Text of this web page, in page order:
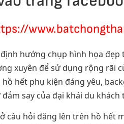
hướng chụp hình họa
xuyên để sử dụng rộng rãi
hết phụ kiện đáng yêu,
say của đại khái du khách
câu hỏi đăng lên trên hồ hết